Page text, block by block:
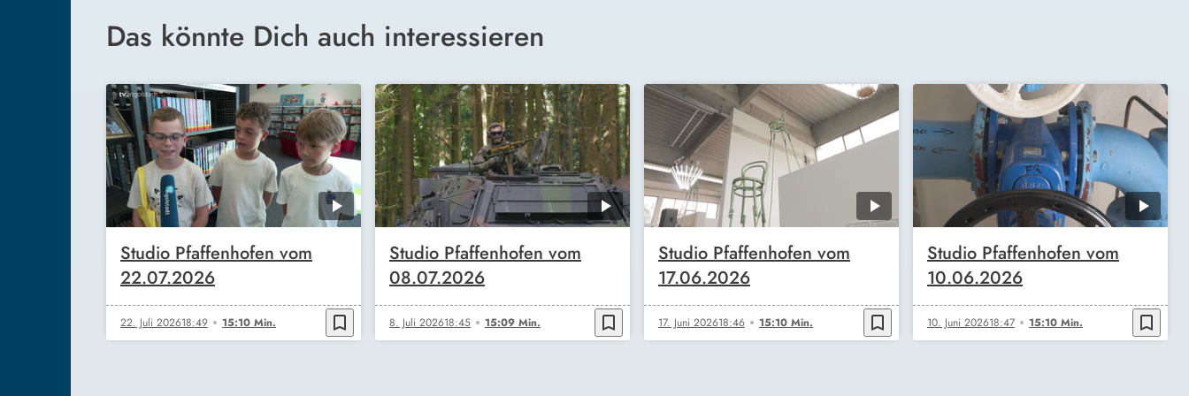
Das könnte Dich auch interessieren
Studio Pfaffenhofen vom
22.07.2026
22. Juli 202618:49 15:10 Min. bookmark_border
Studio Pfaffenhofen vom
08.07.2026
8. Juli 202618:45 15:09 Min. bookmark_border
Studio Pfaffenhofen vom
17.06.2026
17. Juni 202618:46 15:10 Min. bookmark_border
Studio Pfaffenhofen vom
10.06.2026
10. Juni 202618:47 15:10 Min. bookmark_border